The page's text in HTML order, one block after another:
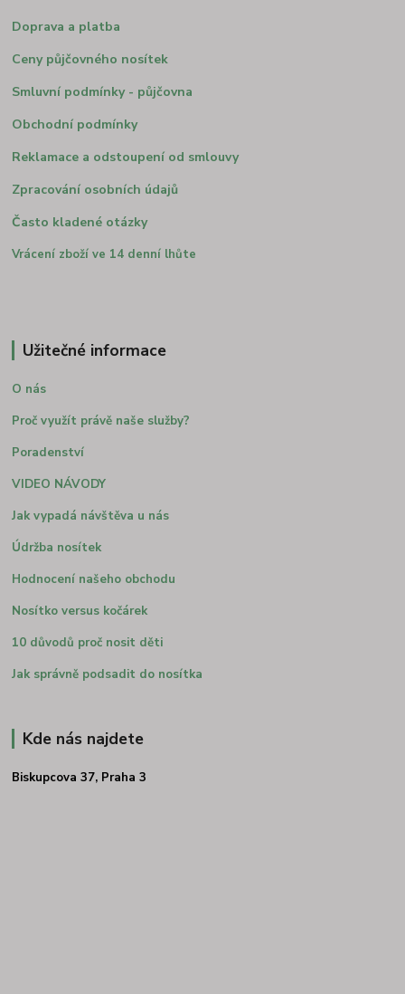
Doprava a platba
Ceny půjčovného nosítek
Smluvní podmínky - půjčovna
Obchodní podmínky
Reklamace a odstoupení od smlouvy
Zpracování osobních údajů
Často kladené otázky
Vrácení zboží ve 14 denní lhůte
Užitečné informace
O nás
Proč využít právě naše služby?
Poradenství
VIDEO NÁVODY
Jak vypadá návštěva u nás
Údržba nosítek
Hodnocení našeho obchodu
Nosítko versus kočárek
10 důvodů proč nosit děti
Jak správně podsadit do nosítka
Kde nás najdete
Biskupcova 37, Praha 3